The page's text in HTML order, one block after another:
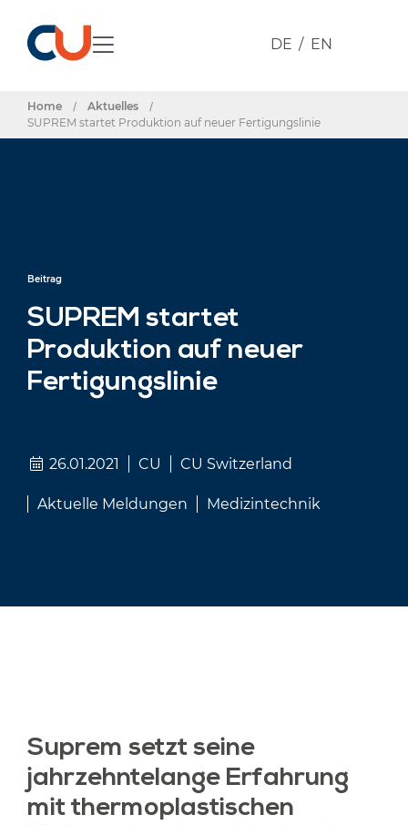
DE EN
Home / Aktuelles
/
SUPREM startet Produktion auf neuer Fertigungslinie
Beitrag
SUPREM startet
Produktion auf neuer
Fertigungslinie
26.01.2021 CU CU Switzerland
Aktuelle Meldungen Medizintechnik
Suprem setzt seine
jahrzehntelange Erfahrung
mit thermoplastischen